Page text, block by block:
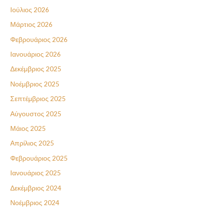
Ιούλιος 2026
Μάρτιος 2026
Φεβρουάριος 2026
Ιανουάριος 2026
Δεκέμβριος 2025
Νοέμβριος 2025
Σεπτέμβριος 2025
Αύγουστος 2025
Μάιος 2025
Απρίλιος 2025
Φεβρουάριος 2025
Ιανουάριος 2025
Δεκέμβριος 2024
Νοέμβριος 2024